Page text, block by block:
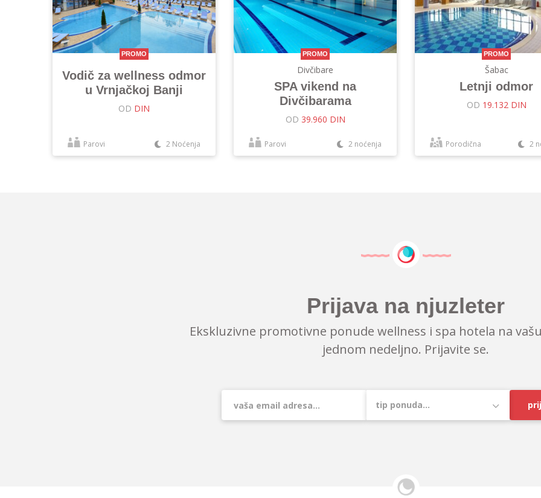
PROMO
Vodič za wellness odmor
u Vrnjačkoj Banji
OD DIN
Parovi 2 Noćenja
PROMO
Divčibare
SPA vikend na
Divčibarama
OD 39.960 DIN
Parovi 2 noćenja
PROMO
Šabac
Letnji odmor
OD 19.132 DIN
Porodična 2
Prijava na njuzleter
Ekskluzivne promotivne ponude wellness i spa hotela na
jednom nedeljno. Prijavite se.